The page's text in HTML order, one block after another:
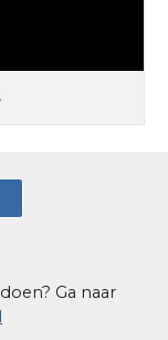
Ga naar